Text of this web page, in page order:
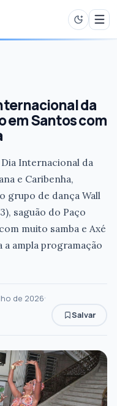
da
em Santos com
Internacional da
e Caribenha,
grupo de dança Wall
saguão do Paço
muito samba e Axé
ampla programação
de 2026
Salvar